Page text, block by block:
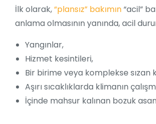
İlk olarak,“plansız” bakımın“acil”
anlama olmasının yanında, acil
Yangınlar,
Hizmet kesintileri,
Bir birime veya komplekse sızan
Aşırı sıcaklıklarda klimanın
İçinde mahsur kalınan bozuk